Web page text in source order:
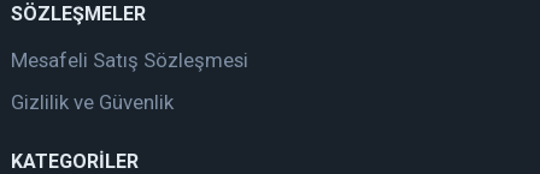
SÖZLEŞMELER
Mesafeli Satış Sözleşmesi
Gizlilik ve Güvenlik
KATEGORİLER